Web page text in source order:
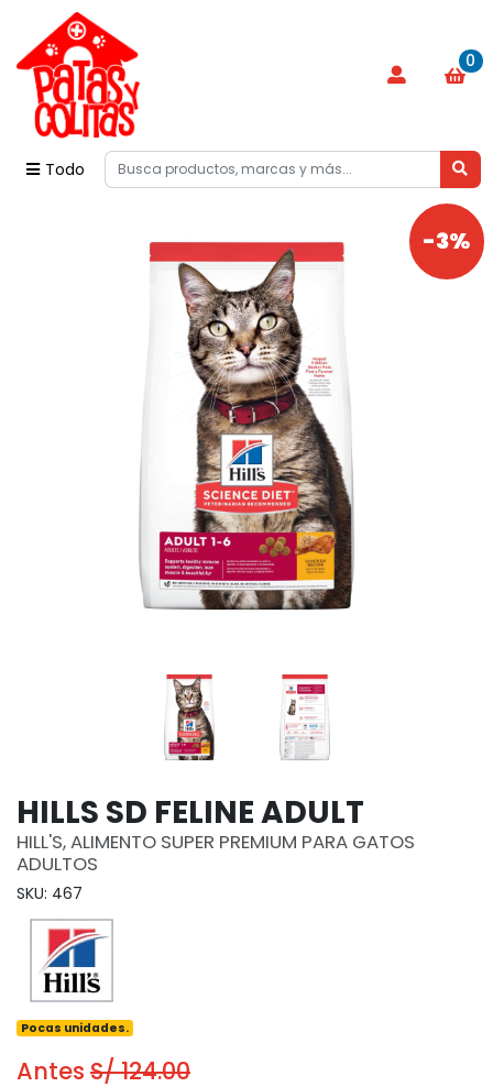
Todo
0
-3%
HILLS SD FELINE ADULT
HILL'S, ALIMENTO SUPER PREMIUM PARA GATOS
ADULTOS
SKU: 467
Pocas unidades.
Antes S/ 124.00